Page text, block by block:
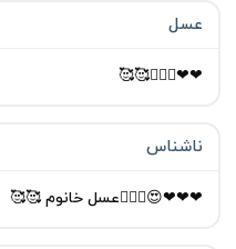
عسل
❤❤🙋🏻‍♀️🥰🥰
ناشناس
❤❤❤😍🙋🏻‍♀️عسل خانوم 🥰🥰